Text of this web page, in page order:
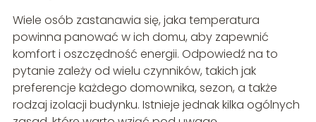
Wiele osób zastanawia się, jaka temperatura
powinna panować w ich domu, aby zapewnić
komfort i oszczędność energii. Odpowiedź na to
pytanie zależy od wielu czynników, takich jak
preferencje każdego domownika, sezon, a także
rodzaj izolacji budynku. Istnieje jednak kilka ogólnych